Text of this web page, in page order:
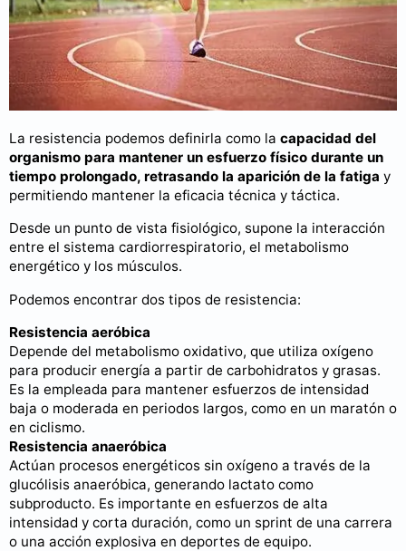
La resistencia podemos definirla como la capacidad del
organismo para mantener un esfuerzo físico durante un
tiempo prolongado, retrasando la aparición de la fatiga y
permitiendo mantener la eficacia técnica y táctica.
Desde un punto de vista fisiológico, supone la interacción
entre el sistema cardiorrespiratorio, el metabolismo
energético y los músculos.
Podemos encontrar dos tipos de resistencia:
Resistencia aeróbica
Depende del metabolismo oxidativo, que utiliza oxígeno
para producir energía a partir de carbohidratos y grasas.
Es la empleada para mantener esfuerzos de intensidad
baja o moderada en periodos largos, como en un maratón o
en ciclismo.
Resistencia anaeróbica
Actúan procesos energéticos sin oxígeno a través de la
glucólisis anaeróbica, generando lactato como
subproducto. Es importante en esfuerzos de alta
intensidad y corta duración, como un sprint de una carrera
o una acción explosiva en deportes de equipo.